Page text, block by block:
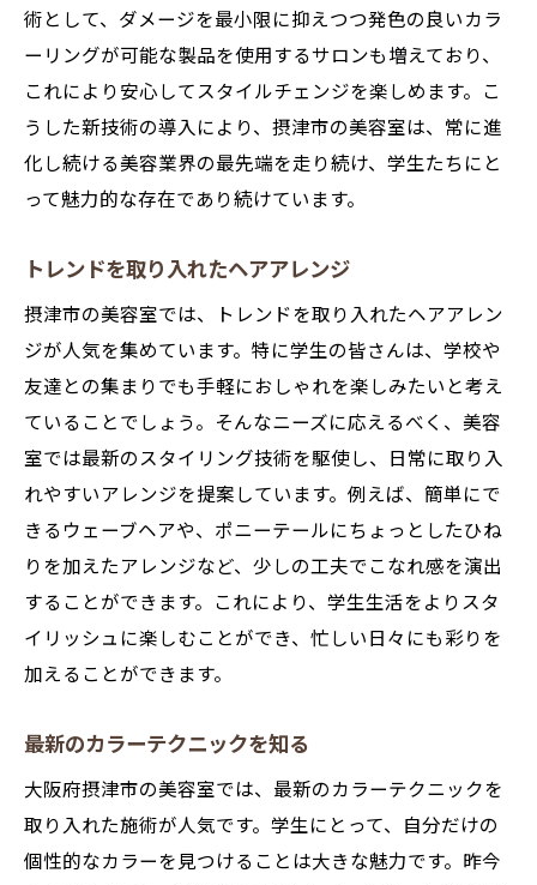
術として、ダメージを最小限に抑えつつ発色の良いカラ
ーリングが可能な製品を使用するサロンも増えており、
これにより安心してスタイルチェンジを楽しめます。こ
うした新技術の導入により、摂津市の美容室は、常に進
化し続ける美容業界の最先端を走り続け、学生たちにと
って魅力的な存在であり続けています。
トレンドを取り入れたヘアアレンジ
摂津市の美容室では、トレンドを取り入れたヘアアレン
ジが人気を集めています。特に学生の皆さんは、学校や
友達との集まりでも手軽におしゃれを楽しみたいと考え
ていることでしょう。そんなニーズに応えるべく、美容
室では最新のスタイリング技術を駆使し、日常に取り入
れやすいアレンジを提案しています。例えば、簡単にで
きるウェーブヘアや、ポニーテールにちょっとしたひね
りを加えたアレンジなど、少しの工夫でこなれ感を演出
することができます。これにより、学生生活をよりスタ
イリッシュに楽しむことができ、忙しい日々にも彩りを
加えることができます。
最新のカラーテクニックを知る
大阪府摂津市の美容室では、最新のカラーテクニックを
取り入れた施術が人気です。学生にとって、自分だけの
個性的なカラーを見つけることは大きな魅力です。昨今